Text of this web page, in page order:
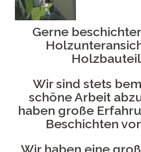
Gerne
Wir sind stets
schöne Arbeit
haben große
Beschichten
Wir haben eine